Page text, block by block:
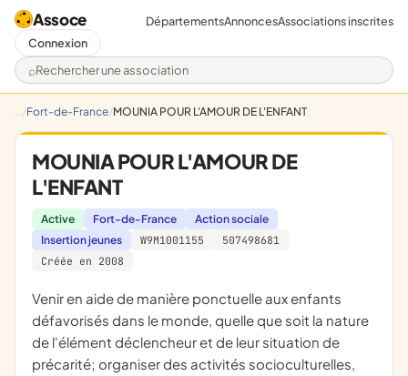
Assoce
Rechercher une association
DépartementsAnnoncesAssociations inscrites
Connexion
Fort-de-France MOUNIA POUR L'AMOUR DE L'ENFANT
MOUNIA POUR L'AMOUR DE
L'ENFANT
Active Fort-de-France
Action sociale
Insertion jeunes
W9M1001155
507498681
Créée en 2008
venir en aide de manière ponctuelle aux enfants
défavorisés dans le monde, quelle que soit la nature
de l'élément déclencheur et de leur situation de
précarité; organiser des activités socioculturelles,